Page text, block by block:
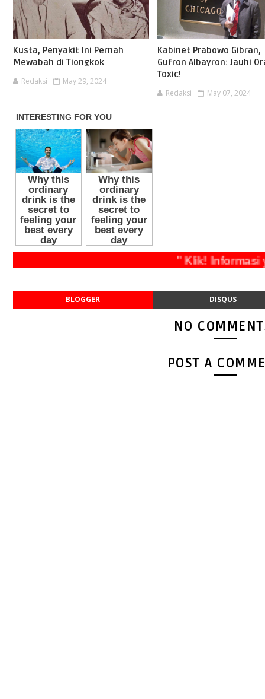
Kusta, Penyakit Ini Pernah
Mewabah di Tiongkok
Redaksi May 29, 2024
Kabinet Prabowo Gibran,
Gufron Albayron: Jauhi
Toxic!
Redaksi May 07, 2024
" Klik!
BLOGGER DISQUS
NO
POST A